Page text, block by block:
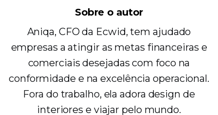
Sobre o autor
Aniqa, CFO da Ecwid, tem ajudado
empresas a atingir as metas financeiras e
comerciais desejadas com foco na
conformidade e na excelência operacional.
Fora do trabalho, ela adora design de
interiores e viajar pelo mundo.